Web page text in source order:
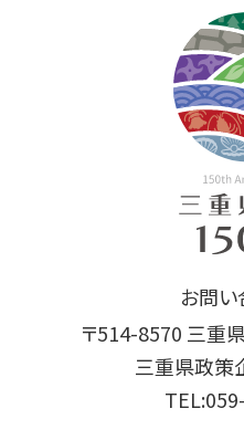
お問
〒514-8570 三重
三重県政策